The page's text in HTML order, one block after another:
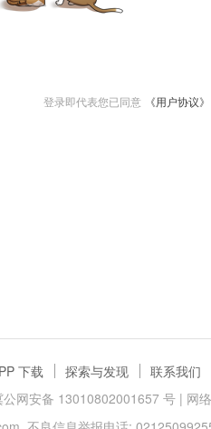
登录即代表您已同意 《用户协议》
下载 探索与发现 联系我们
公网安备 13010802001657 号| 网